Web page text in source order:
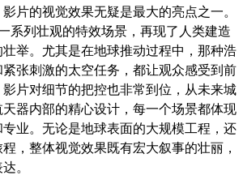
片的视觉效果无疑是最大的亮点之一。
系列壮观的特效场景，再现了人类建造
举。尤其是在地球推动过程中，那种浩
张刺激的太空任务，都让观众感受到前
片对细节的把控也非常到位，从未来城
器内部的精心设计，每一个场景都体现
业。无论是地球表面的大规模工程，还
，整体视觉效果既有宏大叙事的壮丽，
。